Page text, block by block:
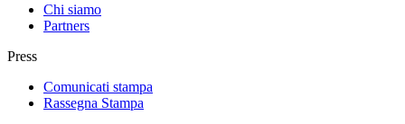
Chi siamo
Partners
Press
Comunicati stampa
Rassegna Stampa